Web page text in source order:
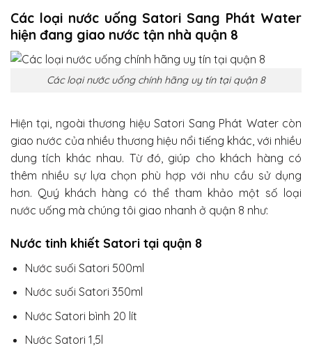
Các loại nước uống Satori Sang Phát Water
hiện đang giao nước tận nhà quận 8
Các loại nước uống chính hãng uy tín tại quận 8
Hiện tại, ngoài thương hiệu Satori Sang Phát Water còn
giao nước của nhiều thương hiệu nổi tiếng khác, với nhiều
dung tích khác nhau. Từ đó, giúp cho khách hàng có
thêm nhiều sự lựa chọn phù hợp với nhu cầu sử dụng
hơn. Quý khách hàng có thể tham khảo một số loại
nước uống mà chúng tôi giao nhanh ở quận 8 như:
Nước tinh khiết Satori tại quận 8
Nước suối Satori 500ml
Nước suối Satori 350ml
Nước Satori bình 20 lít
Nước Satori 1,5l